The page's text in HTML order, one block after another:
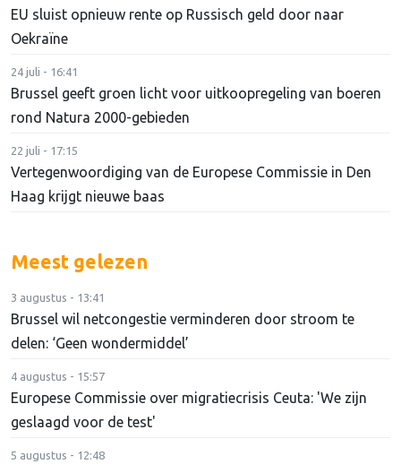
EU sluist opnieuw rente op Russisch geld door naar
Oekraïne
24 juli - 16:41
Brussel geeft groen licht voor uitkoopregeling van boeren
rond Natura 2000-gebieden
22 juli - 17:15
Vertegenwoordiging van de Europese Commissie in Den
Haag krijgt nieuwe baas
Meest gelezen
3 augustus - 13:41
Brussel wil netcongestie verminderen door stroom te
delen: ‘Geen wondermiddel’
4 augustus - 15:57
Europese Commissie over migratiecrisis Ceuta: 'We zijn
geslaagd voor de test'
5 augustus - 12:48